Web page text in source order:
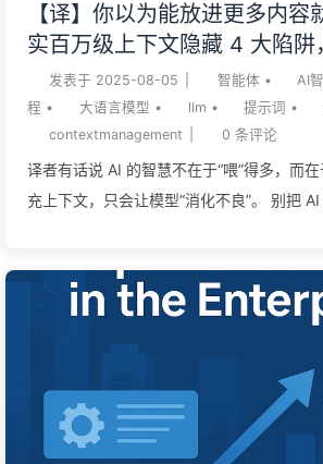
时，Bard自信地回答：”它拍摄了太阳系外
这个答案听起来很专业，但有一个致命问
上，第一张系外行星照片是在2004年由欧
【译】你以为能放进更多内容
实百万级上下文隐藏 4 大陷阱
智能体功亏一篑——慢慢学
发表于 2025-08-05 智能体 • AI
程 • 大语言模型 • llm • 提示词 •
contextmanagement
0 条评论
译者有话说 AI 的智慧不在于“喂”得多，而
充上下文，只会让模型“消化不良”。 别把 AI
往的错误和冗余信息会成为“心魔”，让它在
深，无法自我纠正。 追求无限长的上下文窗
觉”。真正的护城河在于动态、智能的上下
文”，才能成就“AI 智能体”随着前沿模型的
许多模型已支持高达 100 万个 token，我看